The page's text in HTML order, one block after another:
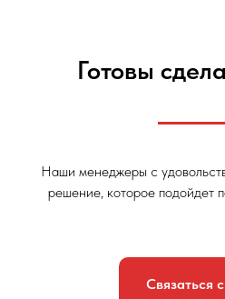
Готовы
Наши менеджеры с
решение, которое подойдет
Связаться